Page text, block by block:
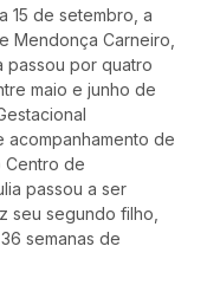
15 de setembro, a
Mendonça Carneiro,
passou por quatro
maio e junho de
de
Centro de
passou a ser
seu segundo filho,
semanas de